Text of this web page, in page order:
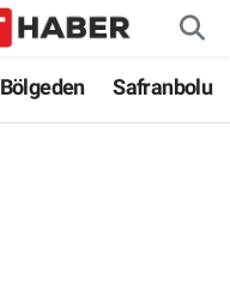
Bölgeden Safranbolu